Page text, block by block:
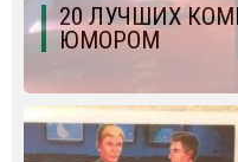
20 ЛУЧШИХ
ЮМОРОМ